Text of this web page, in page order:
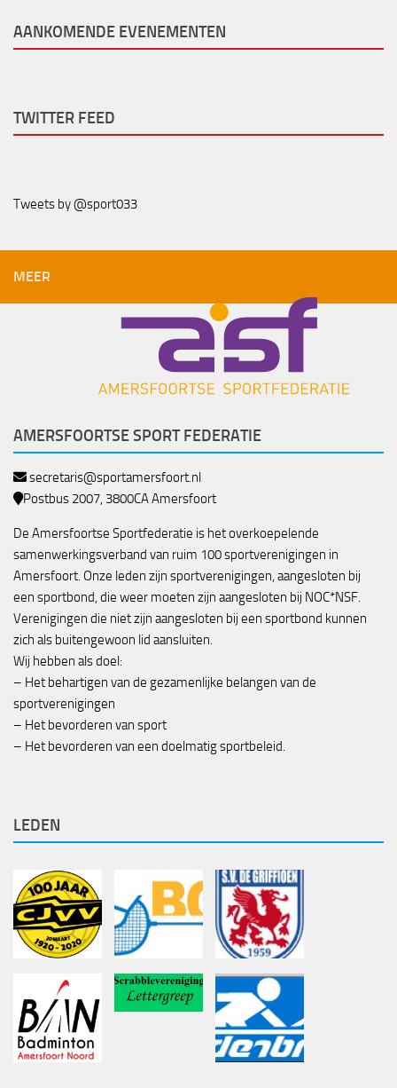
AANKOMENDE EVENEMENTEN
TWITTER FEED
Tweets by @sport033
MEER
AMERSFOORTSE SPORT FEDERATIE
secretaris@sportamersfoort.nl
Postbus 2007, 3800CA Amersfoort
De Amersfoortse Sportfederatie is het overkoepelende
samenwerkingsverband van ruim 100 sportverenigingen in
Amersfoort. Onze leden zijn sportverenigingen, aangesloten bij
een sportbond, die weer moeten zijn aangesloten bij NOC*NSF.
Verenigingen die niet zijn aangesloten bij een sportbond kunnen
zich als buitengewoon lid aansluiten.
Wij hebben als doel:
– Het behartigen van de gezamenlijke belangen van de
sportverenigingen
– Het bevorderen van sport
– Het bevorderen van een doelmatig sportbeleid.
LEDEN